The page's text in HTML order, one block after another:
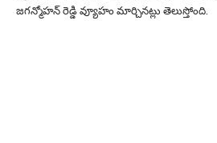
జగన్మోహన్ రెడ్డి వ్యూహం మార్చినట్లు తెలుస్తోంది.